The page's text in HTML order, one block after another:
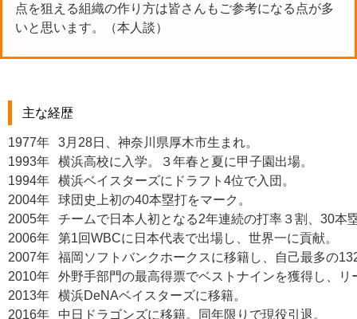
点を狙える組織の作り方は皆さんもご参考になる点が多
いと思います。（本人談）
主な経歴
1977年
3月28日、神奈川県厚木市生まれ。
1993年
横浜高校に入学。３年春と夏に甲子園出場。
1994年
横浜ベイスターズにドラフト4位で入団。
2004年
球団史上初の40本塁打をマーク。
2005年
チームで日本人初となる2年連続の打率３割、30本
2006年
第1回WBCに日本代表で出場し、世界一に貢献。
2007年
福岡ソフトバンクホークスに移籍し、自己最多の
2010年
外野手部門の最高得票でベストナインを獲得し、リ
2013年
横浜DeNAベイスターズに移籍。
2016年
中日ドラゴンズに移籍。同年限りで現役引退。